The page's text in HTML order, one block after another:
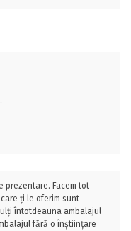
prezentare. Facem tot
ți le oferim sunt
întotdeauna ambalajul
fără o înștiințare